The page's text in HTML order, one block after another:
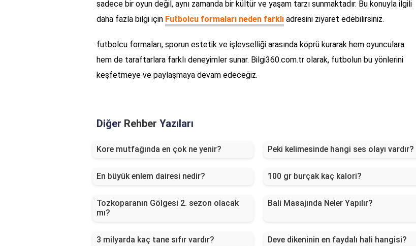
sadece bir oyun değil, aynı zamanda bir kültür ve yaşam tarzı sunmaktadır. Bu konuyla ilgili
daha fazla bilgi için Futbolcu formaları neden farklı adresini ziyaret edebilirsiniz.
futbolcu formaları, sporun estetik ve işlevselliği arasında köprü kurarak hem oyunculara
hem de taraftarlara farklı deneyimler sunar. Bilgi360.com.tr olarak, futbolun bu yönlerini
keşfetmeye ve paylaşmaya devam edeceğiz.
Diğer Rehber Yazıları
Kore mutfağında en çok ne yenir? Peki kelimesinde hangi ses olayı vardır?
En büyük enlem dairesi nedir? 100 gr burçak kaç kalori?
Tozkoparanın Gölgesi 2. sezon olacak
mı?
Bali Masajında Neler Yapılır?
3 milyarda kaç tane sıfır vardır? Deve dikeninin en faydalı hali hangisi?